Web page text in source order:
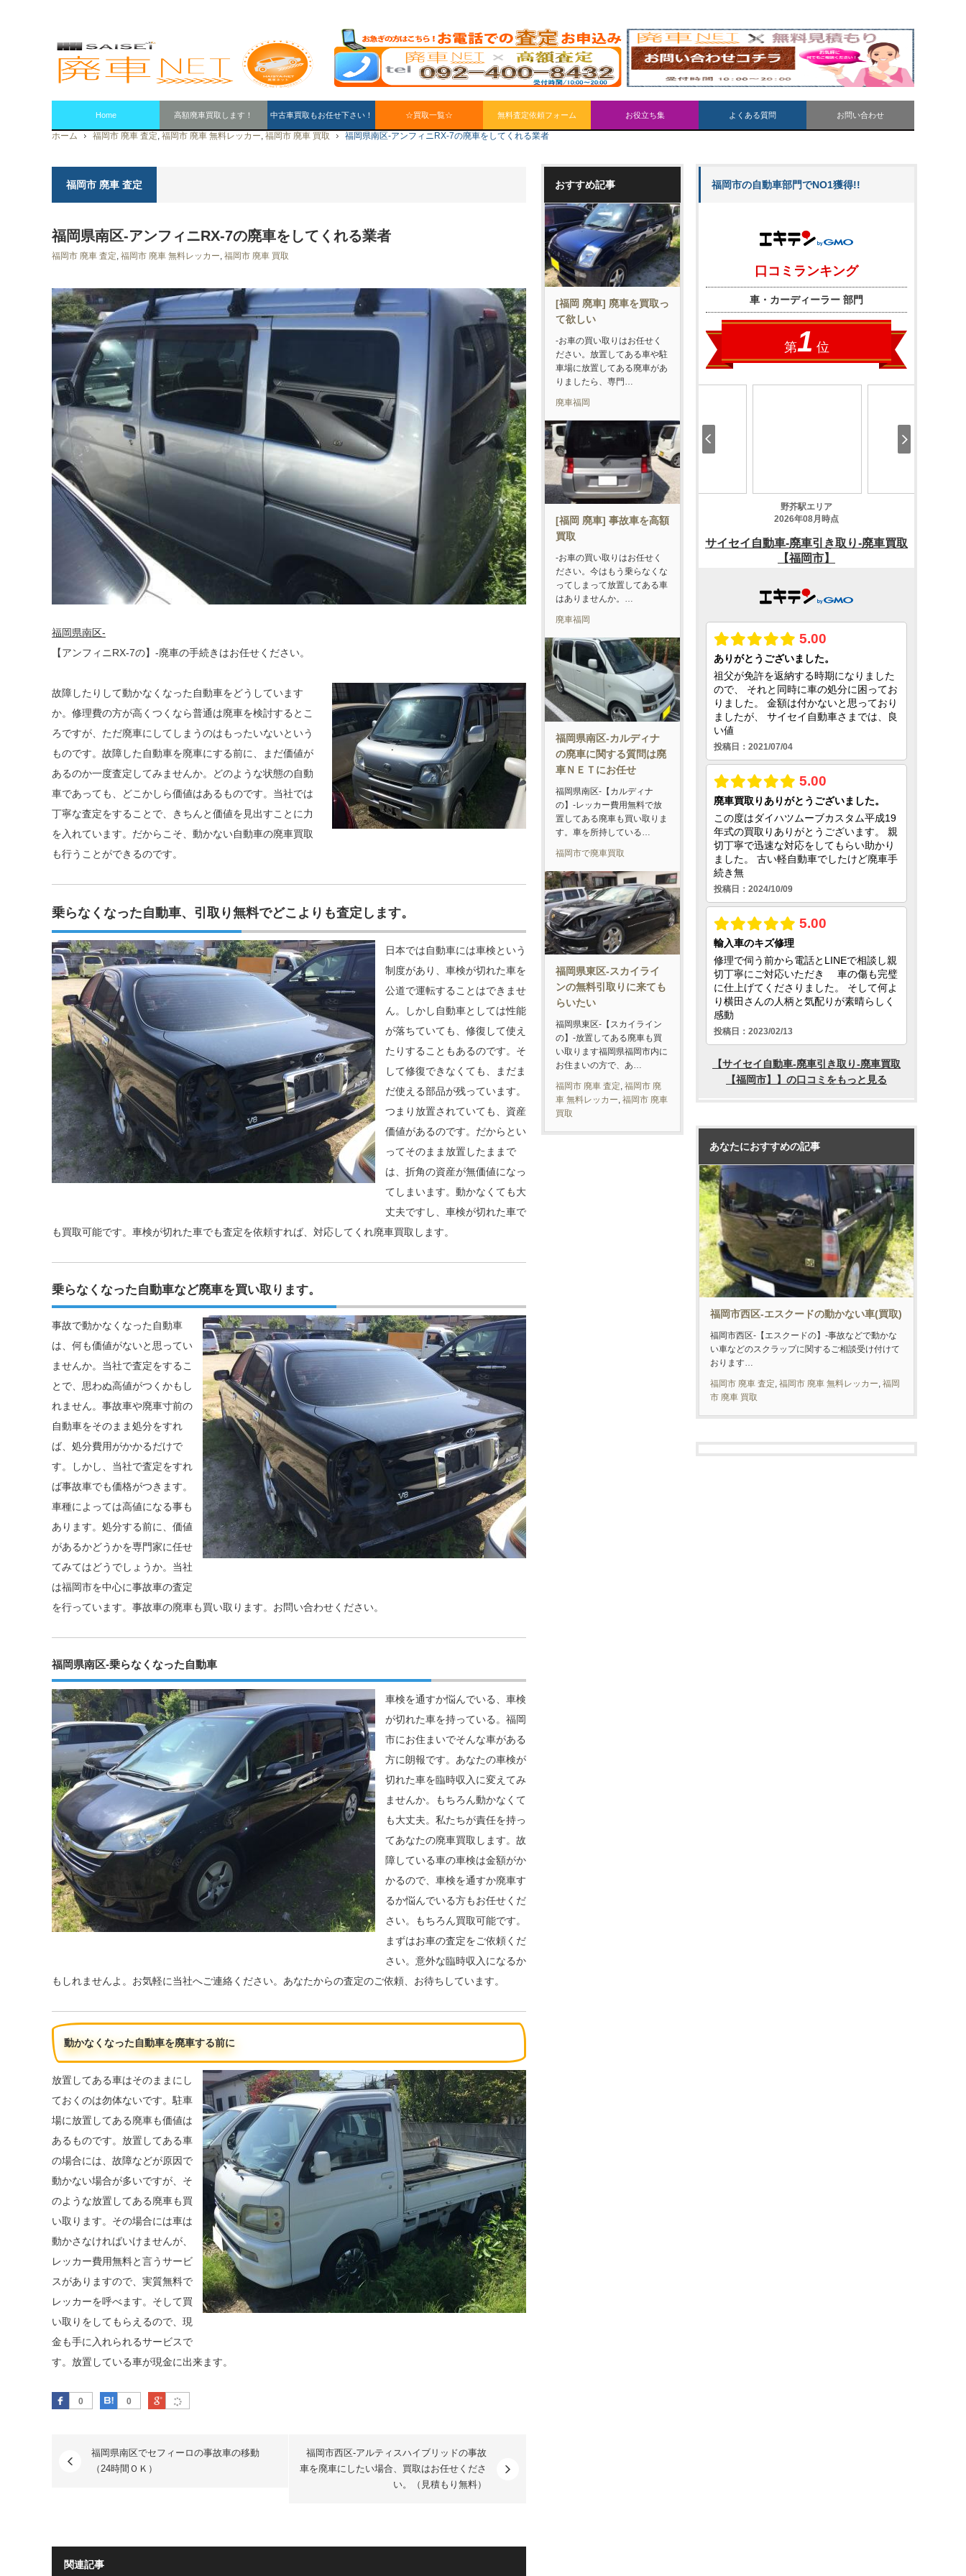
Home 高額廃車買取します！ 中古車買取もお任せ下さい！ ☆買取一覧☆ 無料査定依頼フォーム お役立ち集 よくある質問 お問い合わせ
ホーム 福岡市 廃車 査定, 福岡市 廃車 無料レッカー, 福岡市 廃車 買取 福岡県南区-アンフィニRX-7の廃車をしてくれる業者
福岡市 廃車 査定
福岡県南区-アンフィニRX-7の廃車をしてくれる業者
福岡市 廃車 査定, 福岡市 廃車 無料レッカー, 福岡市 廃車 買取
福岡県南区-
【アンフィニRX-7の】-廃車の手続きはお任せください。
故障したりして動かなくなった自動車をどうしています
か。修理費の方が高くつくなら普通は廃車を検討するとこ
ろですが、ただ廃車にしてしまうのはもったいないという
ものです。故障した自動車を廃車にする前に、まだ価値が
あるのか一度査定してみませんか。どのような状態の自動
車であっても、どこかしら価値はあるものです。当社では
丁寧な査定をすることで、きちんと価値を見出すことに力
を入れています。だからこそ、動かない自動車の廃車買取
も行うことができるのです。
乗らなくなった自動車、引取り無料でどこよりも査定します。
日本では自動車には車検という
制度があり、車検が切れた車を
公道で運転することはできませ
ん。しかし自動車としては性能
が落ちていても、修復して使え
たりすることもあるのです。そ
して修復できなくても、まだま
だ使える部品が残っています。
つまり放置されていても、資産
価値があるのです。だからとい
ってそのまま放置したままで
は、折角の資産が無価値になっ
てしまいます。動かなくても大
丈夫ですし、車検が切れた車で
も買取可能です。車検が切れた車でも査定を依頼すれば、対応してくれ廃車買取します。
乗らなくなった自動車など廃車を買い取ります。
事故で動かなくなった自動車
は、何も価値がないと思ってい
ませんか。当社で査定をするこ
とで、思わぬ高値がつくかもし
れません。事故車や廃車寸前の
自動車をそのまま処分をすれ
ば、処分費用がかかるだけで
す。しかし、当社で査定をすれ
ば事故車でも価格がつきます。
車種によっては高値になる事も
あります。処分する前に、価値
があるかどうかを専門家に任せ
てみてはどうでしょうか。当社
は福岡市を中心に事故車の査定
を行っています。事故車の廃車も買い取ります。お問い合わせください。
福岡県南区-乗らなくなった自動車
車検を通すか悩んでいる、車検
が切れた車を持っている。福岡
市にお住まいでそんな車がある
方に朗報です。あなたの車検が
切れた車を臨時収入に変えてみ
ませんか。もちろん動かなくて
も大丈夫。私たちが責任を持っ
てあなたの廃車買取します。故
障している車の車検は金額がか
かるので、車検を通すか廃車す
るか悩んでいる方もお任せくだ
さい。もちろん買取可能です。
まずはお車の査定をご依頼くだ
さい。意外な臨時収入になるか
もしれませんよ。お気軽に当社へご連絡ください。あなたからの査定のご依頼、お待ちしています。
動かなくなった自動車を廃車する前に
放置してある車はそのままにし
ておくのは勿体ないです。駐車
場に放置してある廃車も価値は
あるものです。放置してある車
の場合には、故障などが原因で
動かない場合が多いですが、そ
のような放置してある廃車も買
い取ります。その場合には車は
動かさなければいけませんが、
レッカー費用無料と言うサービ
スがありますので、実質無料で
レッカーを呼べます。そして買
い取りをしてもらえるので、現
金も手に入れられるサービスで
す。放置している車が現金に出来ます。
0
Facebook 0
はてなブックマーク
Google Plus
福岡県南区でセフィーロの事故車の移動
（24時間ＯＫ）
福岡市西区-アルティスハイブリッドの事故
車を廃車にしたい場合、買取はお任せくださ
い。（見積もり無料）
関連記事
おすすめ記事
[福岡 廃車] 廃車を買取っ
て欲しい
-お車の買い取りはお任せく
ださい。放置してある車や駐
車場に放置してある廃車があ
りましたら、専門…
廃車福岡
[福岡 廃車] 事故車を高額
買取
-お車の買い取りはお任せく
ださい。今はもう乗らなくな
ってしまって放置してある車
はありませんか。…
廃車福岡
福岡県南区-カルディナ
の廃車に関する質問は廃
車ＮＥＴにお任せ
福岡県南区-【カルディナ
の】-レッカー費用無料で放
置してある廃車も買い取りま
す。車を所持している…
福岡市で廃車買取
福岡県東区-スカイライ
ンの無料引取りに来ても
らいたい
福岡県東区-【スカイライン
の】-放置してある廃車も買
い取ります福岡県福岡市内に
お住まいの方で、あ…
福岡市 廃車 査定 福岡市 廃
車 無料レッカー 福岡市 廃車
買取
福岡市の自動車部門でNO1獲得!!
あなたにおすすめの記事
福岡市西区-エスクードの動かない車(買取)
福岡市西区-【エスクードの】-事故などで動かな
い車などのスクラップに関するご相談受け付けて
おります…
福岡市 廃車 査定, 福岡市 廃車 無料レッカー, 福岡
市 廃車 買取